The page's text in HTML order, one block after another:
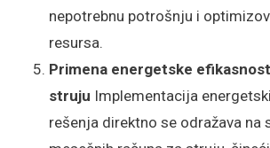
nepotrebnu potrošnju i
resursa.
Primena energetske
struju Implementacija
rešenja direktno se odražava na